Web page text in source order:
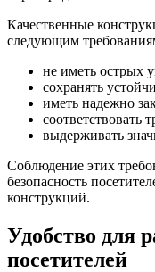
Качественные
следующим
не иметь острых
сохранять
иметь надежно
соответствовать
выдерживать
Соблюдение этих
безопасность
конструкций.
Удобство для
посетителей